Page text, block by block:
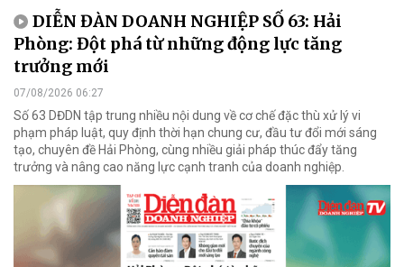
DIỄN ĐÀN DOANH NGHIỆP SỐ 63: Hải
Phòng: Đột phá từ những động lực tăng
trưởng mới
07/08/2026 06:27
Số 63 DĐDN tập trung nhiều nội dung về cơ chế đặc thù xử lý vi
phạm pháp luật, quy định thời hạn chung cư, đầu tư đổi mới sáng
tạo, chuyên đề Hải Phòng, cùng nhiều giải pháp thúc đẩy tăng
trưởng và nâng cao năng lực cạnh tranh của doanh nghiệp.